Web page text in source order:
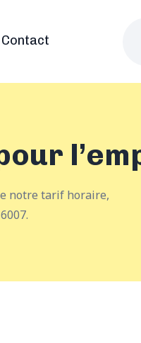
Contact
notre tarif horaire,